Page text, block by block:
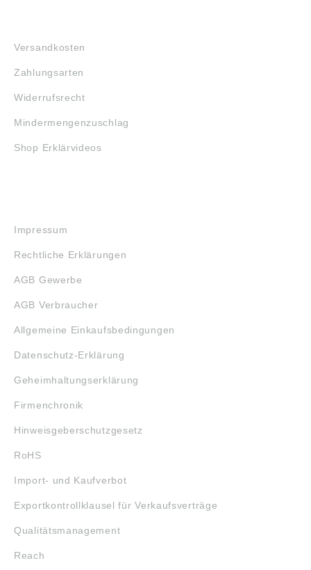
Versandkosten
Zahlungsarten
Widerrufsrecht
Mindermengenzuschlag
Shop Erklärvideos
Impressum
Rechtliche Erklärungen
AGB Gewerbe
AGB Verbraucher
Allgemeine Einkaufsbedingungen
Datenschutz-Erklärung
Geheimhaltungserklärung
Firmenchronik
Hinweisgeberschutzgesetz
RoHS
Import- und Kaufverbot
Exportkontrollklausel für Verkaufsverträge
Qualitätsmanagement
Reach